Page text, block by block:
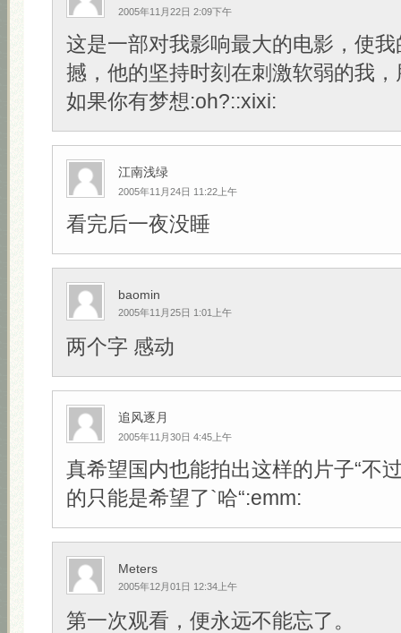
2005年11月22日 2:09下午
这是一部对我影响最大的电影，使
撼，他的坚持时刻在刺激软弱的我
如果你有梦想:oh?::xixi:
江南浅绿
2005年11月24日 11:22上午
看完后一夜没睡
baomin
2005年11月25日 1:01上午
两个字 感动
追风逐月
2005年11月30日 4:45上午
真希望国内也能拍出这样的片子“不
的只能是希望了`哈“:emm:
Meters
2005年12月01日 12:34上午
第一次观看，便永远不能忘了。